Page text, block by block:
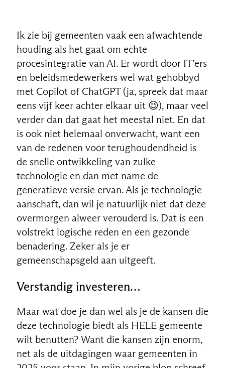
Ik zie bij gemeenten vaak een afwachtende
houding als het gaat om echte
procesintegratie van AI. Er wordt door IT’ers
en beleidsmedewerkers wel wat gehobbyd
met Copilot of ChatGPT (ja, spreek dat maar
eens vijf keer achter elkaar uit 😉), maar veel
verder dan dat gaat het meestal niet. En dat
is ook niet helemaal onverwacht, want een
van de redenen voor terughoudendheid is
de snelle ontwikkeling van zulke
technologie en dan met name de
generatieve versie ervan. Als je technologie
aanschaft, dan wil je natuurlijk niet dat deze
overmorgen alweer verouderd is. Dat is een
volstrekt logische reden en een gezonde
benadering. Zeker als je er
gemeenschapsgeld aan uitgeeft.
Verstandig investeren…
Maar wat doe je dan wel als je de kansen die
deze technologie biedt als HELE gemeente
wilt benutten? Want die kansen zijn enorm,
net als de uitdagingen waar gemeenten in